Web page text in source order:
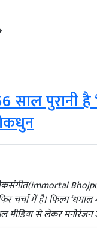
साल पुरानी
चर्चा में है। फिल्म
मीडिया से लेकर